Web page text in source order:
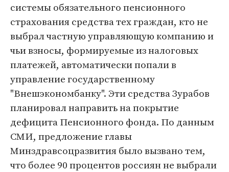
системы обязательного пенсионного
страхования средства тех граждан, кто не
выбрал частную управляющую компанию и
чьи взносы, формируемые из налоговых
платежей, автоматически попали в
управление государственному
"Внешэкономбанку". Эти средства Зурабов
планировал направить на покрытие
дефицита Пенсионного фонда. По данным
СМИ, предложение главы
Минздравсоцразвития было вызвано тем,
что более 90 процентов россиян не выбрали